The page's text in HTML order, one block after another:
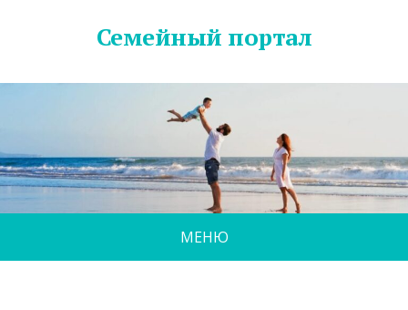
Семейный портал
МЕНЮ